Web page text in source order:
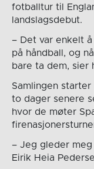
fotballtur til
landslagsdebut.
– Det var enkelt
på håndball, og
bare ta dem, sier
Samlingen
to dager senere
hvor de møter
– Jeg gleder
Eirik Heia